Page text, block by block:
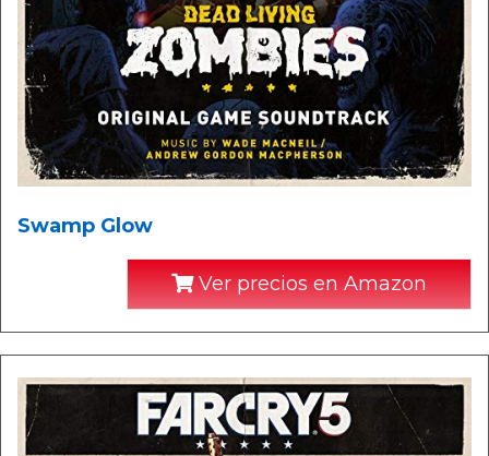
Swamp Glow
Ver precios en Amazon